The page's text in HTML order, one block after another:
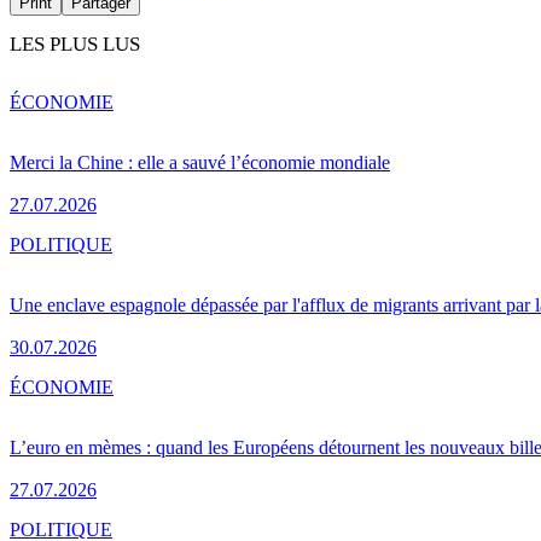
LES PLUS LUS
Merci la Chine : elle a sauvé l’économie mondiale
27.07.2026
ÉCONOMIE
Une enclave espagnole dépassée par l'afflux de migrants arrivant par
30.07.2026
POLITIQUE
L’euro en mèmes : quand les Européens détournent les nouveaux
27.07.2026
ÉCONOMIE
POLITIQUE